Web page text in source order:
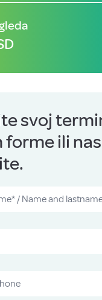
svoj
ili nas